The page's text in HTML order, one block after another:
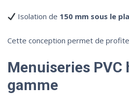
Isolation de 150 mm sous le
Cette conception permet de
Menuiseries PVC
gamme